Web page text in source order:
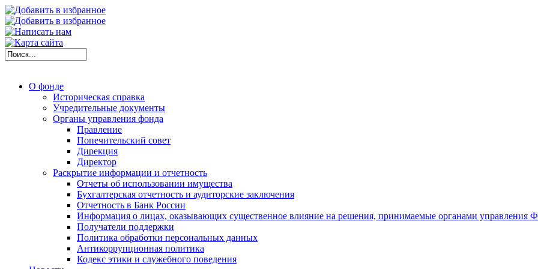
О фонде
Историческая справка
Учредительные документы
Органы управления фонда
Правление
Попечительский совет
Дирекция
Директор
Раскрытие информации и отчетность
Отчеты об использовании имущества
Бухгалтерская отчетность и аудиторские заключения
Отчетность в Банк России
Информация о лицах, оказывающих существенное влияние на решения, принимаемые органами управления
Получатели поддержки
Политика обработки персональных данных
Антикоррупционная политика
Кодекс этики и служебного поведения